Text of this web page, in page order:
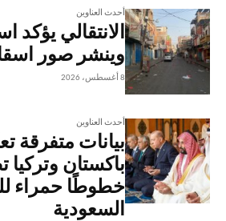
أحدث العناوين
الانتقالي يؤكد
وينشر صور
8 أغسطس، 2026
أحدث العناوين
بيانات متفرقة
باكستان وتركيا
خطوطًا حمراء
السعودية